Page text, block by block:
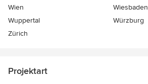
Wien
Wiesbaden
Wuppertal
Würzburg
Zürich
Projektart